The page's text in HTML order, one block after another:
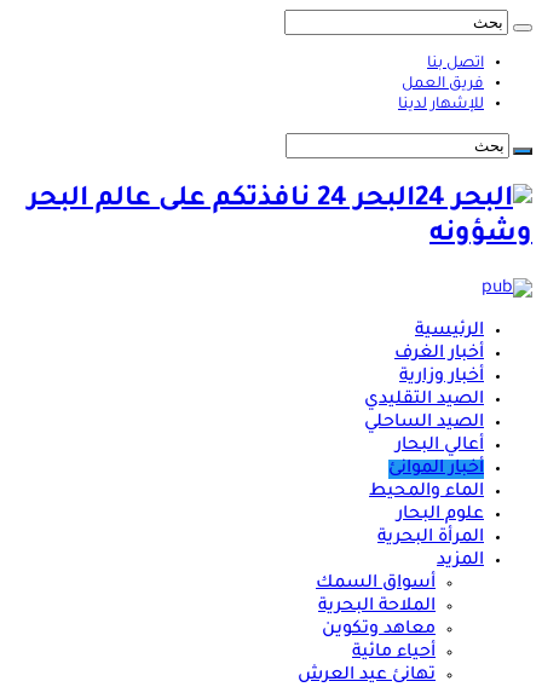
اتصل بنا
فريق العمل
للإشهار لدينا
البحر 24 نافذتكم على عالم البحر
وشؤونه
الرئيسية
أخبار الغرف
أخبار وزارية
الصيد التقليدي
الصيد الساحلي
أعالي البحار
أخبار الموانئ
الماء والمحيط
علوم البحار
المرأة البحرية
المزيد
أسواق السمك
الملاحة البحرية
معاهد وتكوين
أحياء مائية
تهانئ عيد العرش